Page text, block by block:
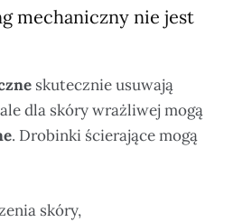
mechaniczny nie jest
skutecznie usuwają
dla skóry wrażliwej mogą
. Drobinki ścierające mogą
skóry,